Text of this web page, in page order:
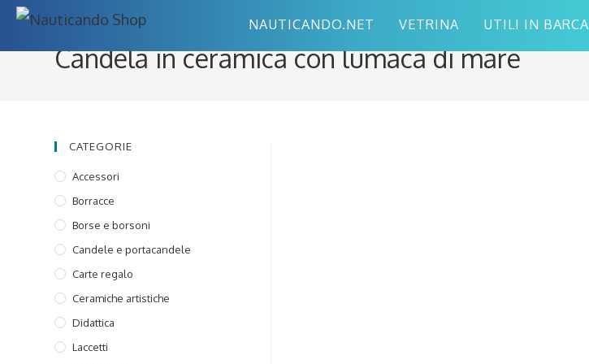
Salta
contenuto
NAUTICANDO.NET VETRINA UTILI IN BARCA
Candela in ceramica con lumaca di mare
CATEGORIE
Accessori
Borracce
Borse e borsoni
Candele e portacandele
Carte regalo
Ceramiche artistiche
Didattica
Laccetti